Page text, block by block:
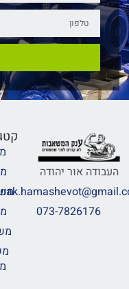
העבודה אור יהודה
073-7826176